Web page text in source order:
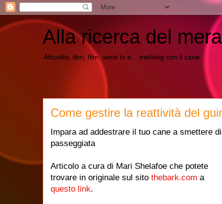
Alla ricerca del
Attualità, libri, film, serie tv e... trekking con il cane
Come gestire la reattività del
Impara ad addestrare il tuo cane a smettere
passeggiata
Articolo a cura di Mari Shelafoe che potete
trovare in originale sul sito thebark.com a
questo link.